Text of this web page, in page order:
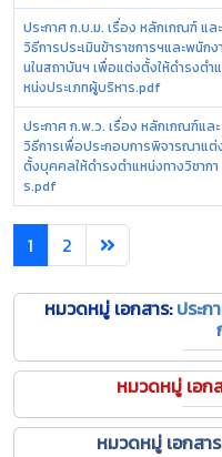
ประกาศ ก.บ.ม. เรื่อง หลักเกณฑ์ และ
วิธีการประเมินข้าราชการฯและพนักงา
นในสถาบันฯ เพื่อแต่งตั้งให้ดำรงตำแ
หน่งประเภทผู้บริหาร.pdf
ประกาศ ก.พ.ว. เรื่อง หลักเกณฑ์และ
วิธีการเพื่อประกอบการพิจารณาแต่
ตั้งบุคคลให้ดำรงตำแหน่งทางวิชากา
ร.pdf
1 2
หมวดหมู่ เอกสาร:ประก
หมวดหมู่ เอก
หมวดหมู่ เอกสา